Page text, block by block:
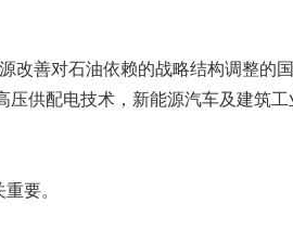
改善对石油依赖的战略结构调整的
供配电技术，新能源汽车及建筑
要。